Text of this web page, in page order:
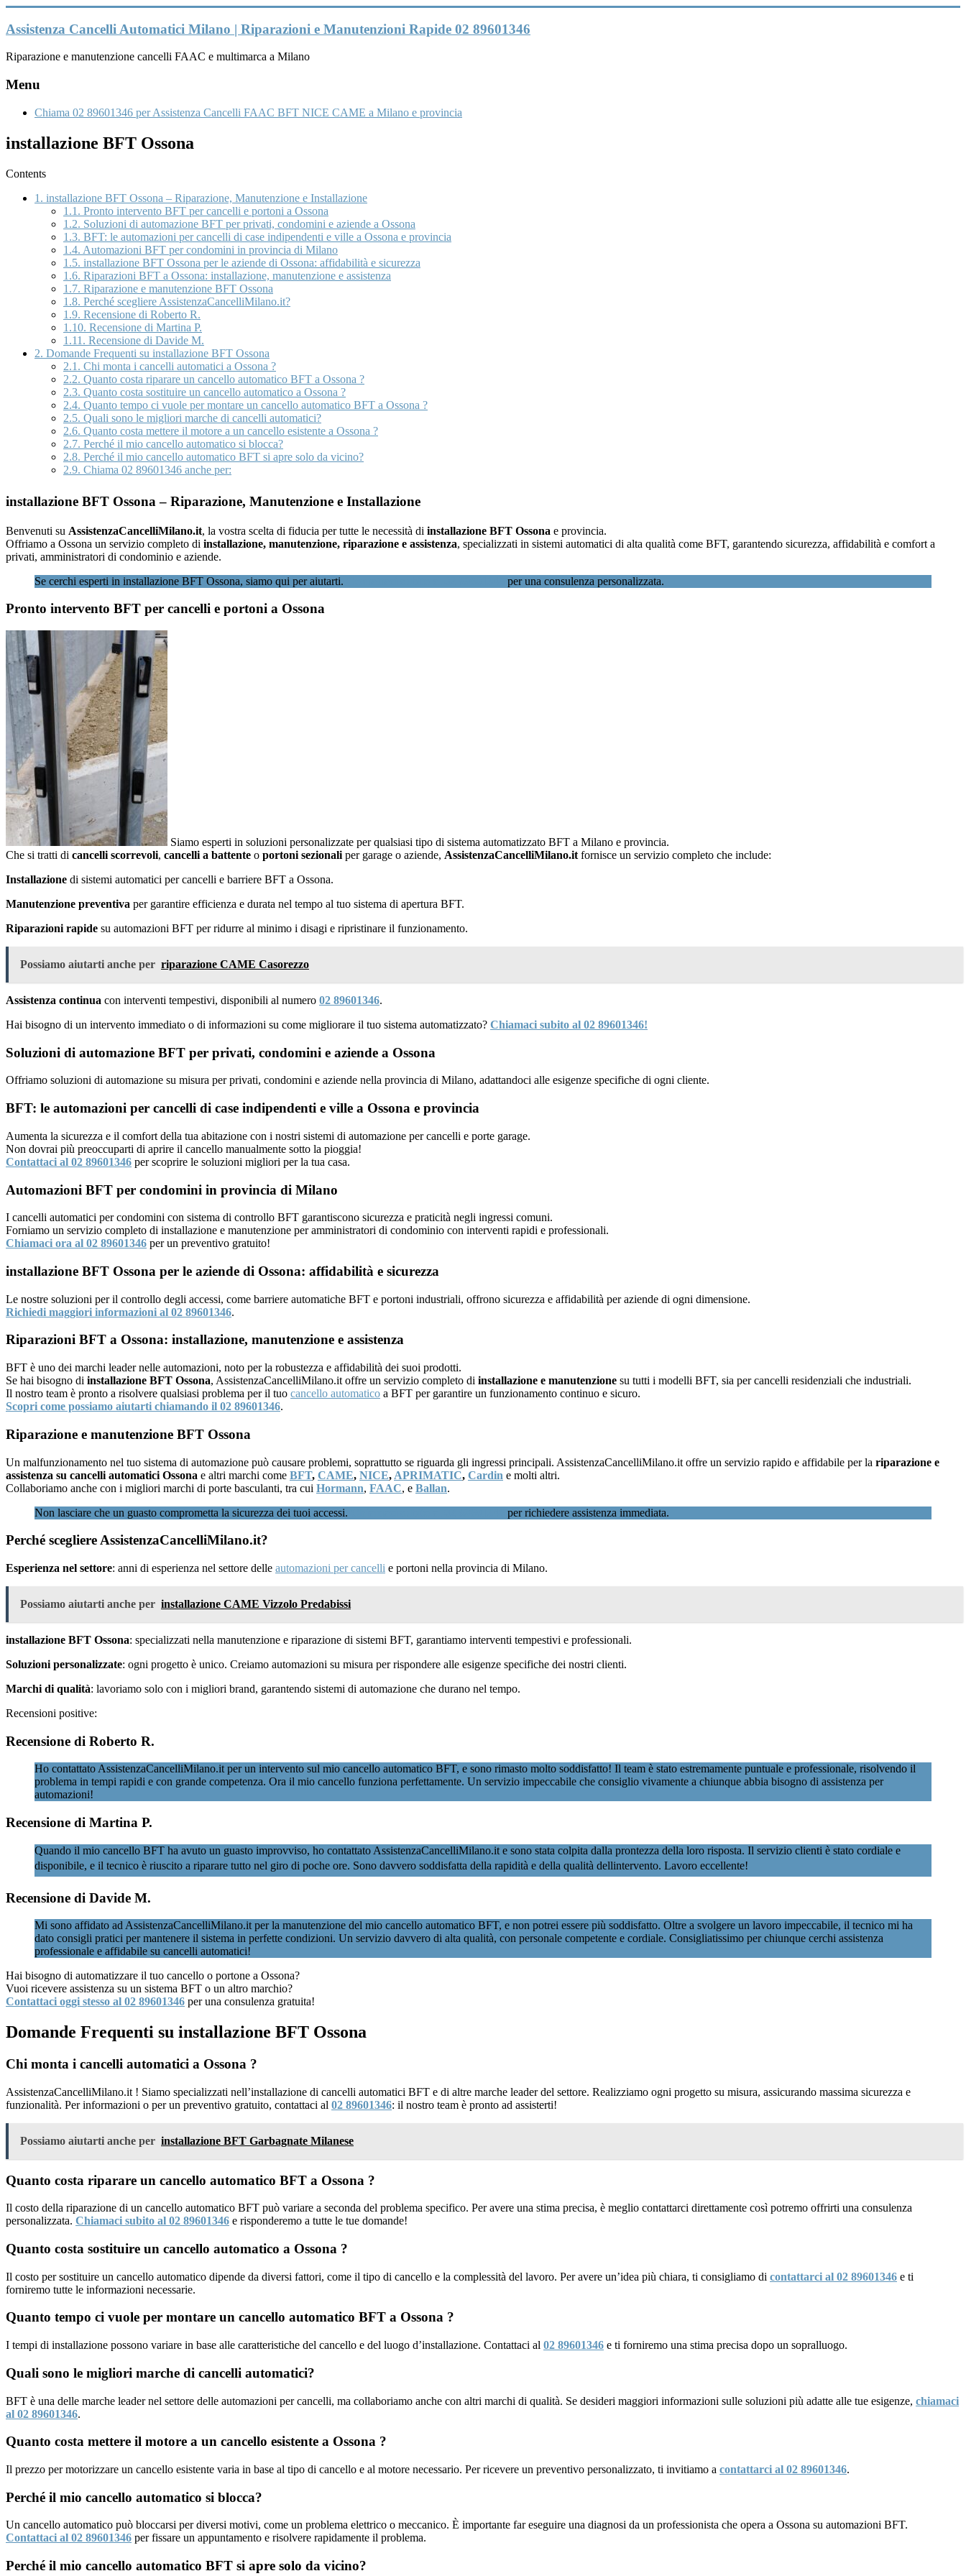
al
contenuto
Assistenza Cancelli Automatici Milano | Riparazioni e Manutenzioni Rapide 02 89601346
Riparazione e manutenzione cancelli FAAC e multimarca a Milano
Menu
Chiama 02 89601346 per Assistenza Cancelli FAAC BFT NICE CAME a Milano e provincia
installazione BFT Ossona
Contents
1. installazione BFT Ossona – Riparazione, Manutenzione e Installazione
1.1. Pronto intervento BFT per cancelli e portoni a Ossona
1.2. Soluzioni di automazione BFT per privati, condomini e aziende a Ossona
1.3. BFT: le automazioni per cancelli di case indipendenti e ville a Ossona e provincia
1.4. Automazioni BFT per condomini in provincia di Milano
1.5. installazione BFT Ossona per le aziende di Ossona: affidabilità e sicurezza
1.6. Riparazioni BFT a Ossona: installazione, manutenzione e assistenza
1.7. Riparazione e manutenzione BFT Ossona
1.8. Perché scegliere AssistenzaCancelliMilano.it?
1.9. Recensione di Roberto R.
1.10. Recensione di Martina P.
1.11. Recensione di Davide M.
2. Domande Frequenti su installazione BFT Ossona
2.1. Chi monta i cancelli automatici a Ossona ?
2.2. Quanto costa riparare un cancello automatico BFT a Ossona ?
2.3. Quanto costa sostituire un cancello automatico a Ossona ?
2.4. Quanto tempo ci vuole per montare un cancello automatico BFT a Ossona ?
2.5. Quali sono le migliori marche di cancelli automatici?
2.6. Quanto costa mettere il motore a un cancello esistente a Ossona ?
2.7. Perché il mio cancello automatico si blocca?
2.8. Perché il mio cancello automatico BFT si apre solo da vicino?
2.9. Chiama 02 89601346 anche per:
installazione BFT Ossona – Riparazione, Manutenzione e Installazione
Benvenuti su AssistenzaCancelliMilano.it, la vostra scelta di fiducia per tutte le necessità di installazione BFT Ossona e provincia.
Offriamo a Ossona un servizio completo di installazione, manutenzione, riparazione e assistenza, specializzati in sistemi automatici di alta qualità come BFT, garantendo sicurezza, affidabilità e comfort a
privati, amministratori di condominio e aziende.
Se cerchi esperti in installazione BFT Ossona, siamo qui per aiutarti.
per una consulenza personalizzata.
Pronto intervento BFT per cancelli e portoni a Ossona
Siamo esperti in soluzioni personalizzate per qualsiasi tipo di sistema automatizzato BFT a Milano e provincia.
Che si tratti di cancelli scorrevoli, cancelli a battente o portoni sezionali per garage o aziende, AssistenzaCancelliMilano.it fornisce un servizio completo che include:
Installazione di sistemi automatici per cancelli e barriere BFT a Ossona.
Manutenzione preventiva per garantire efficienza e durata nel tempo al tuo sistema di apertura BFT.
Riparazioni rapide su automazioni BFT per ridurre al minimo i disagi e ripristinare il funzionamento.
Possiamo aiutarti anche per riparazione CAME Casorezzo
Assistenza continua con interventi tempestivi, disponibili al numero 02 89601346.
Hai bisogno di un intervento immediato o di informazioni su come migliorare il tuo sistema automatizzato? Chiamaci subito al 02 89601346!
Soluzioni di automazione BFT per privati, condomini e aziende a Ossona
Offriamo soluzioni di automazione su misura per privati, condomini e aziende nella provincia di Milano, adattandoci alle esigenze specifiche di ogni cliente.
BFT: le automazioni per cancelli di case indipendenti e ville a Ossona e provincia
Aumenta la sicurezza e il comfort della tua abitazione con i nostri sistemi di automazione per cancelli e porte garage.
Non dovrai più preoccuparti di aprire il cancello manualmente sotto la pioggia!
Contattaci al 02 89601346 per scoprire le soluzioni migliori per la tua casa.
Automazioni BFT per condomini in provincia di Milano
I cancelli automatici per condomini con sistema di controllo BFT garantiscono sicurezza e praticità negli ingressi comuni.
Forniamo un servizio completo di installazione e manutenzione per amministratori di condominio con interventi rapidi e professionali.
Chiamaci ora al 02 89601346 per un preventivo gratuito!
installazione BFT Ossona per le aziende di Ossona: affidabilità e sicurezza
Le nostre soluzioni per il controllo degli accessi, come barriere automatiche BFT e portoni industriali, offrono sicurezza e affidabilità per aziende di ogni dimensione.
Richiedi maggiori informazioni al 02 89601346.
Riparazioni BFT a Ossona: installazione, manutenzione e assistenza
BFT è uno dei marchi leader nelle automazioni, noto per la robustezza e affidabilità dei suoi prodotti.
Se hai bisogno di installazione BFT Ossona, AssistenzaCancelliMilano.it offre un servizio completo di installazione e manutenzione su tutti i modelli BFT, sia per cancelli residenziali che industriali.
Il nostro team è pronto a risolvere qualsiasi problema per il tuo cancello automatico a BFT per garantire un funzionamento continuo e sicuro.
Scopri come possiamo aiutarti chiamando il 02 89601346.
Riparazione e manutenzione BFT Ossona
Un malfunzionamento nel tuo sistema di automazione può causare problemi, soprattutto se riguarda gli ingressi principali. AssistenzaCancelliMilano.it offre un servizio rapido e affidabile per la riparazione e
assistenza su cancelli automatici Ossona e altri marchi come BFT, CAME, NICE, APRIMATIC, Cardin e molti altri.
Collaboriamo anche con i migliori marchi di porte basculanti, tra cui Hormann, FAAC, e Ballan.
Non lasciare che un guasto comprometta la sicurezza dei tuoi accessi.
per richiedere assistenza immediata.
Perché scegliere AssistenzaCancelliMilano.it?
Esperienza nel settore: anni di esperienza nel settore delle automazioni per cancelli e portoni nella provincia di Milano.
Possiamo aiutarti anche per installazione CAME Vizzolo Predabissi
installazione BFT Ossona: specializzati nella manutenzione e riparazione di sistemi BFT, garantiamo interventi tempestivi e professionali.
Soluzioni personalizzate: ogni progetto è unico. Creiamo automazioni su misura per rispondere alle esigenze specifiche dei nostri clienti.
Marchi di qualità: lavoriamo solo con i migliori brand, garantendo sistemi di automazione che durano nel tempo.
Recensioni positive:
Recensione di Roberto R.
Ho contattato AssistenzaCancelliMilano.it per un intervento sul mio cancello automatico BFT, e sono rimasto molto soddisfatto! Il team è stato estremamente puntuale e professionale, risolvendo il
problema in tempi rapidi e con grande competenza. Ora il mio cancello funziona perfettamente. Un servizio impeccabile che consiglio vivamente a chiunque abbia bisogno di assistenza per
automazioni!
Recensione di Martina P.
Quando il mio cancello BFT ha avuto un guasto improvviso, ho contattato AssistenzaCancelliMilano.it e sono stata colpita dalla prontezza della loro risposta. Il servizio clienti è stato cordiale e
disponibile, e il tecnico è riuscito a riparare tutto nel giro di poche ore. Sono davvero soddisfatta della rapidità e della qualità dellintervento. Lavoro eccellente!
Recensione di Davide M.
Mi sono affidato ad AssistenzaCancelliMilano.it per la manutenzione del mio cancello automatico BFT, e non potrei essere più soddisfatto. Oltre a svolgere un lavoro impeccabile, il tecnico mi ha
dato consigli pratici per mantenere il sistema in perfette condizioni. Un servizio davvero di alta qualità, con personale competente e cordiale. Consigliatissimo per chiunque cerchi assistenza
professionale e affidabile su cancelli automatici!
Hai bisogno di automatizzare il tuo cancello o portone a Ossona?
Vuoi ricevere assistenza su un sistema BFT o un altro marchio?
Contattaci oggi stesso al 02 89601346 per una consulenza gratuita!
Domande Frequenti su installazione BFT Ossona
Chi monta i cancelli automatici a Ossona ?
AssistenzaCancelliMilano.it ! Siamo specializzati nell’installazione di cancelli automatici BFT e di altre marche leader del settore. Realizziamo ogni progetto su misura, assicurando massima sicurezza e
funzionalità. Per informazioni o per un preventivo gratuito, contattaci al 02 89601346: il nostro team è pronto ad assisterti!
Possiamo aiutarti anche per installazione BFT Garbagnate Milanese
Quanto costa riparare un cancello automatico BFT a Ossona ?
Il costo della riparazione di un cancello automatico BFT può variare a seconda del problema specifico. Per avere una stima precisa, è meglio contattarci direttamente così potremo offrirti una consulenza
personalizzata. Chiamaci subito al 02 89601346 e risponderemo a tutte le tue domande!
Quanto costa sostituire un cancello automatico a Ossona ?
Il costo per sostituire un cancello automatico dipende da diversi fattori, come il tipo di cancello e la complessità del lavoro. Per avere un’idea più chiara, ti consigliamo di contattarci al 02 89601346 e ti
forniremo tutte le informazioni necessarie.
Quanto tempo ci vuole per montare un cancello automatico BFT a Ossona ?
I tempi di installazione possono variare in base alle caratteristiche del cancello e del luogo d’installazione. Contattaci al 02 89601346 e ti forniremo una stima precisa dopo un sopralluogo.
Quali sono le migliori marche di cancelli automatici?
BFT è una delle marche leader nel settore delle automazioni per cancelli, ma collaboriamo anche con altri marchi di qualità. Se desideri maggiori informazioni sulle soluzioni più adatte alle tue esigenze, chiamaci
al 02 89601346.
Quanto costa mettere il motore a un cancello esistente a Ossona ?
Il prezzo per motorizzare un cancello esistente varia in base al tipo di cancello e al motore necessario. Per ricevere un preventivo personalizzato, ti invitiamo a contattarci al 02 89601346.
Perché il mio cancello automatico si blocca?
Un cancello automatico può bloccarsi per diversi motivi, come un problema elettrico o meccanico. È importante far eseguire una diagnosi da un professionista che opera a Ossona su automazioni BFT.
Contattaci al 02 89601346 per fissare un appuntamento e risolvere rapidamente il problema.
Perché il mio cancello automatico BFT si apre solo da vicino?